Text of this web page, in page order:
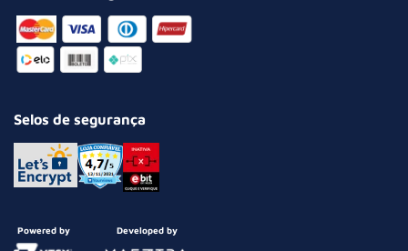
Selos de segurança
Powered by Developed by